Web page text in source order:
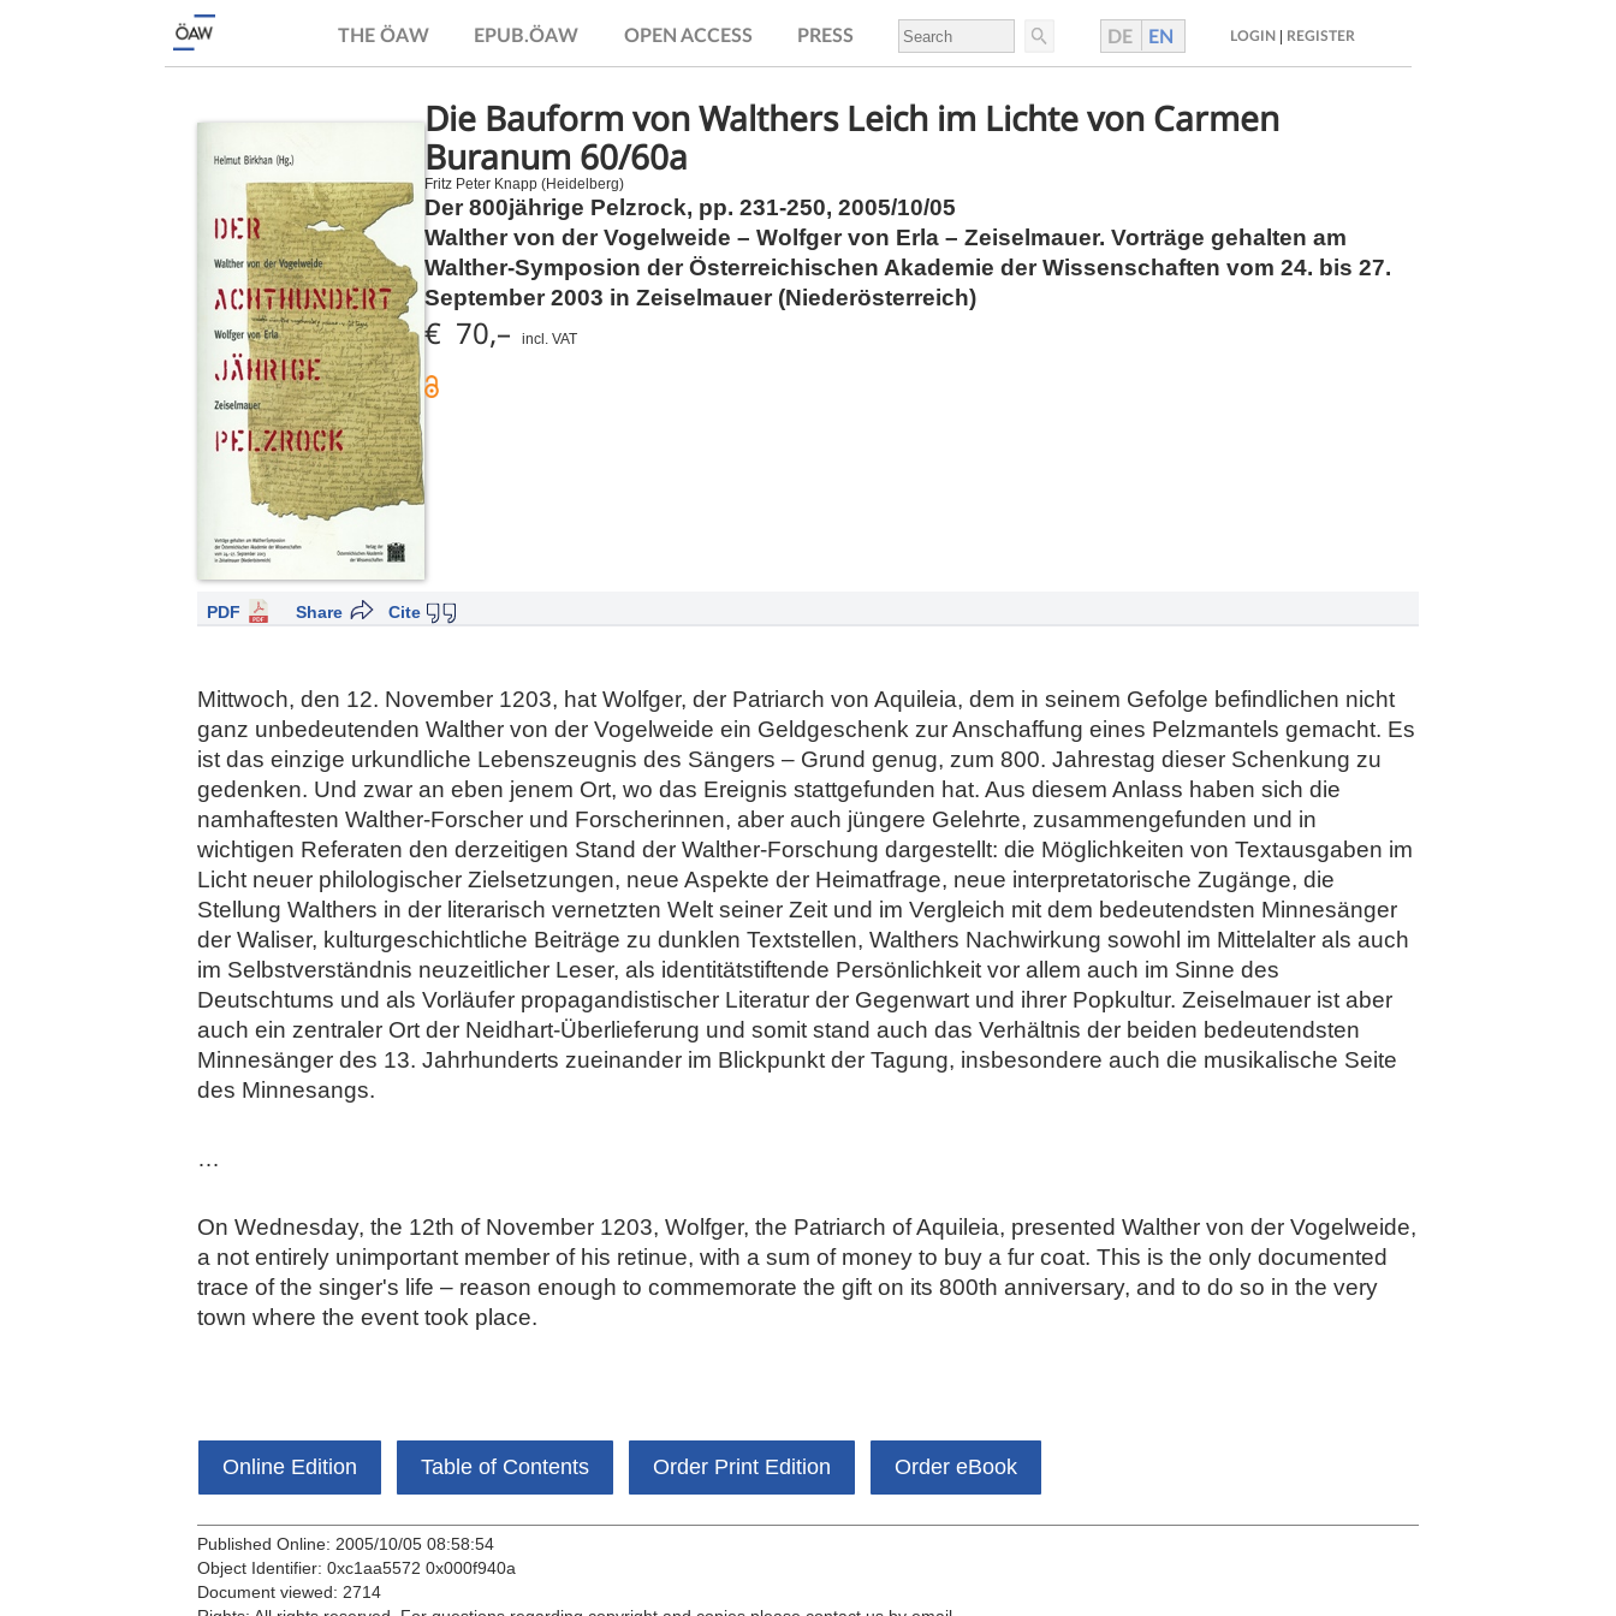
THE ÖAW EPUB.ÖAW OPEN ACCESS PRESS DE EN LOGIN REGISTER
Die Bauform von Walthers Leich im Lichte von Carmen
Buranum 60/60a
Fritz Peter Knapp (Heidelberg)
Der 800jährige Pelzrock, pp. 231-250, 2005/10/05
Walther von der Vogelweide – Wolfger von Erla – Zeiselmauer. Vorträge gehalten am
Walther-Symposion der Österreichischen Akademie der Wissenschaften vom 24. bis 27.
September 2003 in Zeiselmauer (Niederösterreich)
€ 70,– incl. VAT
PDF Cite
Share
Mittwoch, den 12. November 1203, hat Wolfger, der Patriarch von Aquileia, dem in seinem Gefolge befindlichen nicht
ganz unbedeutenden Walther von der Vogelweide ein Geldgeschenk zur Anschaffung eines Pelzmantels gemacht. Es
ist das einzige urkundliche Lebenszeugnis des Sängers – Grund genug, zum 800. Jahrestag dieser Schenkung zu
gedenken. Und zwar an eben jenem Ort, wo das Ereignis stattgefunden hat. Aus diesem Anlass haben sich die
namhaftesten Walther­-Forscher und ­Forscherinnen, aber auch jüngere Gelehrte, zusammengefunden und in
wichtigen Referaten den derzeitigen Stand der Walther-Forschung dargestellt: die Möglichkeiten von Textausgaben im
Licht neuer philologischer Zielsetzungen, neue Aspekte der Heimatfrage, neue interpretatorische Zugänge, die
Stellung Walthers in der literarisch vernetzten Welt seiner Zeit und im Vergleich mit dem bedeutendsten Minnesänger
der Waliser, kulturgeschichtliche Beiträge zu dunklen Textstellen, Walthers Nachwirkung sowohl im Mittelalter als auch
im Selbstverständnis neuzeitlicher Leser, als identitätstiftende Persönlichkeit vor allem auch im Sinne des
Deutschtums und als Vorläufer propagandistischer Literatur der Gegenwart und ihrer Popkultur. Zeiselmauer ist aber
auch ein zentraler Ort der Neidhart-Überlieferung und somit stand auch das Verhältnis der beiden bedeutendsten
Minnesänger des 13. Jahrhunderts zueinander im Blickpunkt der Tagung, insbesondere auch die musikalische Seite
des Minnesangs.
…
On Wednesday, the 12th of November 1203, Wolfger, the Patriarch of Aquileia, presented Walther von der Vogelweide,
a not entirely unimportant member of his retinue, with a sum of money to buy a fur coat. This is the only documented
trace of the singer's life – reason enough to commemorate the gift on its 800th anniversary, and to do so in the very
town where the event took place.
Online Edition Table of Contents Order Print Edition Order eBook
Published Online: 2005/10/05 08:58:54
Object Identifier: 0xc1aa5572 0x000f940a
Document viewed: 2714